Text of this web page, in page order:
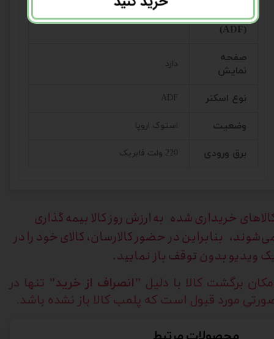
خودکار
(ADF)
صفحه
نمایش
دارد
نوع اسکنر ADF
وضعیت استوک اروپا
برق ورودی 220 ولت فابریک
خریداریشده به ارزش روز کالا بیمه گذاری
بنابراین در حضور کالارسان، کالای خود را در
ویدیو بدون توقف باز نمایید.
برگشت کالا با دلیل "انصراف از خرید" تنها در
مورد قبول است که پلمب کالا باز نشده باشد.